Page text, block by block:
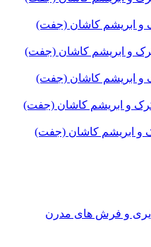
متری کرک و ابریشم کاشان (جفت)
متری کرک و ابریشم کاشان (جفت)
ابریشم کاشان (جفت)
و فرش های مدرن